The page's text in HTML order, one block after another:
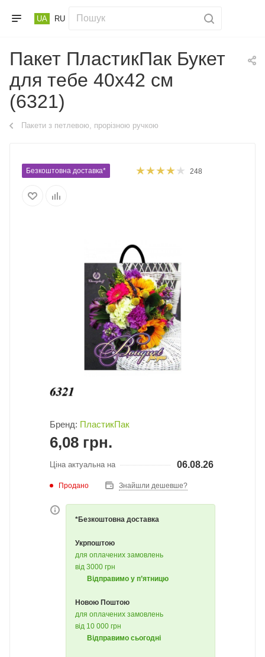
UA RU
Пакет ПластикПак Букет
для тебе 40х42 см
(6321)
Пакети з петлевою, прорізною ручкою
Безкоштовна доставка* 248
Бренд: ПластикПак
6,08 грн.
Ціна актуальна на 06.08.26
Продано Знайшли дешевше?
*Безкоштовна доставка
Укрпоштою
для оплачених замовлень
від 3000 грн
Відправимо у п’ятницю
Новою Поштою
для оплачених замовлень
від 10 000 грн
Відправимо сьогодні